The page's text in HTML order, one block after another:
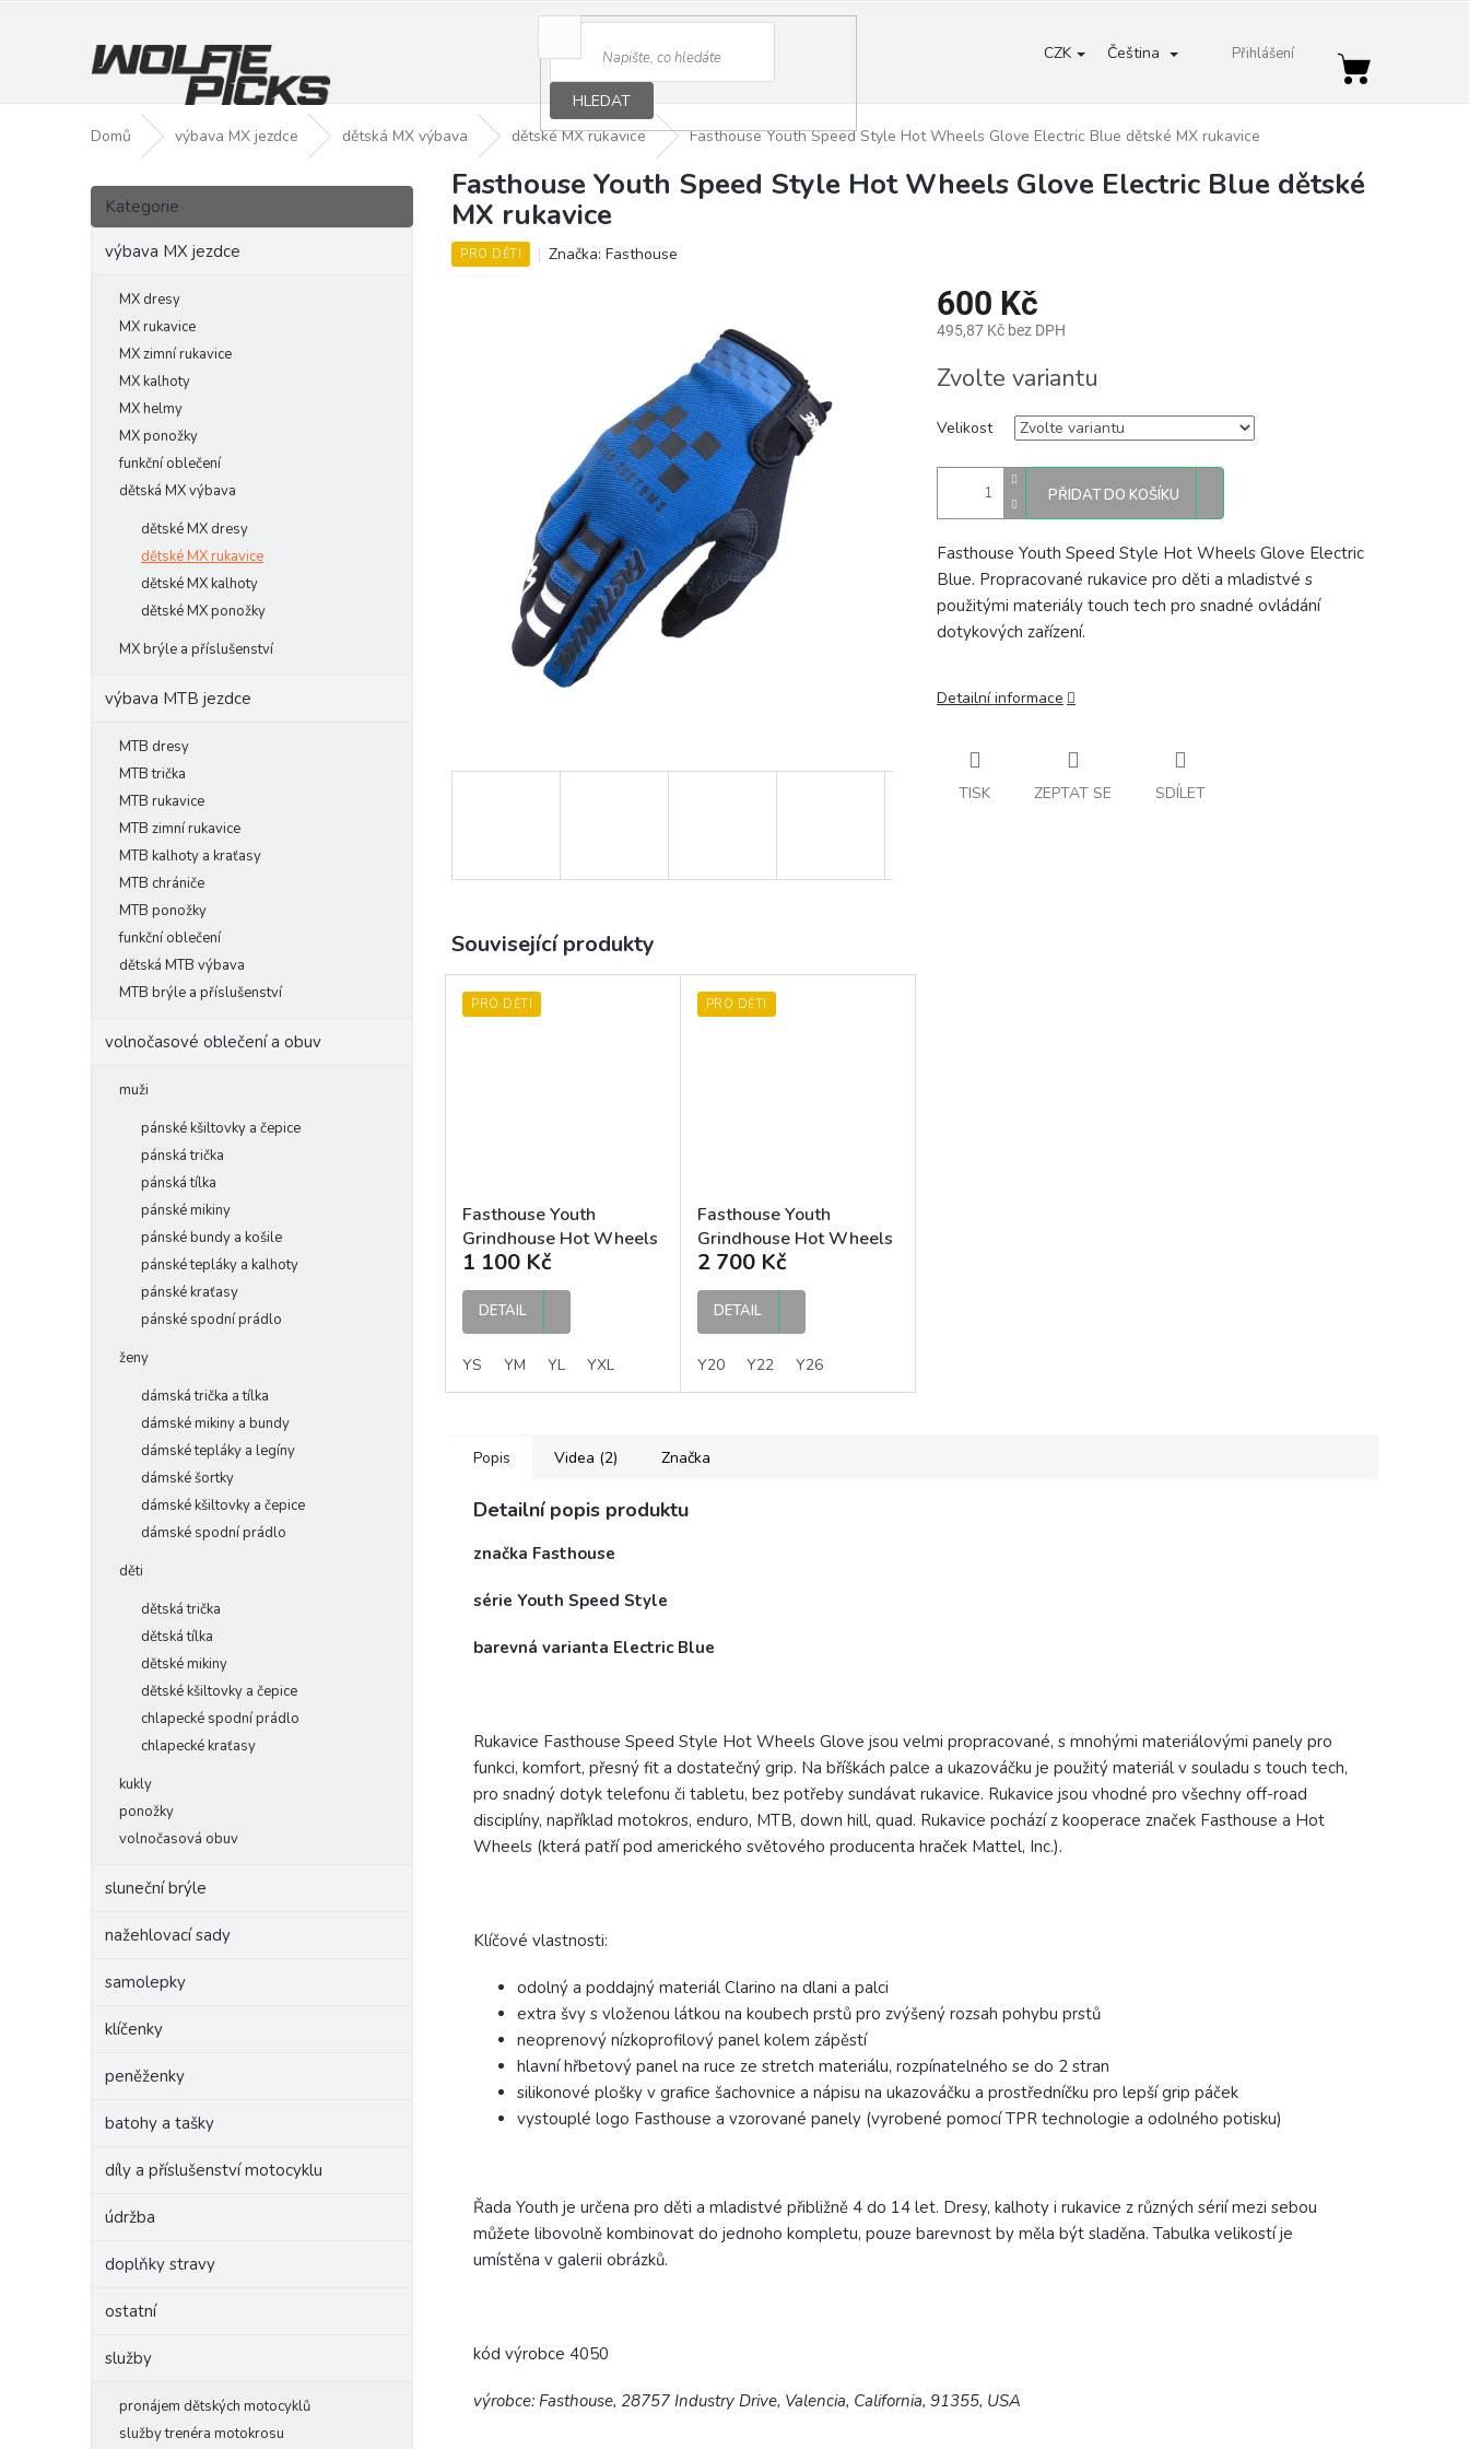
CZK Čeština Přihlášení
HLEDAT
Nákupní
Domů výbava MX jezdce dětská MX výbava dětské MX rukavice Fasthouse Youth Speed Style Hot Wheels Glove Electric Blue dětské MX rukavice
P
s
Přeskočit
kategorie
Kategorie
výbava MX jezdce
MX dresy
MX rukavice
MX zimní rukavice
MX kalhoty
MX helmy
MX ponožky
funkční oblečení
dětská MX výbava
dětské MX dresy
dětské MX rukavice
dětské MX kalhoty
dětské MX ponožky
MX brýle a příslušenství
výbava MTB jezdce
MTB dresy
MTB trička
MTB rukavice
MTB zimní rukavice
MTB kalhoty a kraťasy
MTB chrániče
MTB ponožky
funkční oblečení
dětská MTB výbava
MTB brýle a příslušenství
volnočasové oblečení a obuv
muži
pánské kšiltovky a čepice
pánská trička
pánská tílka
pánské mikiny
pánské bundy a košile
pánské tepláky a kalhoty
pánské kraťasy
pánské spodní prádlo
ženy
dámská trička a tílka
dámské mikiny a bundy
dámské tepláky a legíny
dámské šortky
dámské kšiltovky a čepice
dámské spodní prádlo
děti
dětská trička
dětská tílka
dětské mikiny
dětské kšiltovky a čepice
chlapecké spodní prádlo
chlapecké kraťasy
kukly
ponožky
volnočasová obuv
sluneční brýle
nažehlovací sady
samolepky
klíčenky
peněženky
batohy a tašky
díly a příslušenství motocyklu
údržba
doplňky stravy
ostatní
služby
pronájem dětských motocyklů
služby trenéra motokrosu
Fasthouse Youth Speed Style Hot Wheels Glove Electric Blue dětské
MX rukavice
PRO DĚTI Značka: Fasthouse
600 Kč
495,87 Kč bez DPH
cena:
Zvolte variantu
Velikost
PŘIDAT DO KOŠÍKU
Fasthouse Youth Speed Style Hot Wheels Glove Electric
Blue. Propracované rukavice pro děti a mladistvé s
použitými materiály touch tech pro snadné ovládání
dotykových zařízení.
Detailní informace
TISK ZEPTAT SE SDÍLET
Související produkty
PRO DĚTI
Fasthouse Youth
Grindhouse Hot Wheels
Jersey Electric Blue
dětský MX dres
1 100 Kč
DETAIL
YS YM YL YXL
PRO DĚTI
Fasthouse Youth
Grindhouse Hot Wheels
Pant Electric Blue
dětské MX kalhoty
2 700 Kč
DETAIL
Y20 Y22 Y26
Popis Videa (2) Značka
Detailní popis produktu
značka Fasthouse
série Youth Speed Style
barevná varianta Electric Blue
Rukavice Fasthouse Speed Style Hot Wheels Glove jsou velmi propracované, s mnohými materiálovými panely pro
funkci, komfort, přesný fit a dostatečný grip. Na bříškách palce a ukazováčku je použitý materiál v souladu s touch tech,
pro snadný dotyk telefonu či tabletu, bez potřeby sundávat rukavice. Rukavice jsou vhodné pro všechny off-road
disciplíny, například motokros, enduro, MTB, down hill, quad. Rukavice pochází z kooperace značek Fasthouse a Hot
Wheels (která patří pod amerického světového producenta hraček Mattel, Inc.).
Klíčové vlastnosti:
odolný a poddajný materiál Clarino na dlani a palci
extra švy s vloženou látkou na koubech prstů pro zvýšený rozsah pohybu prstů
neoprenový nízkoprofilový panel kolem zápěstí
hlavní hřbetový panel na ruce ze stretch materiálu, rozpínatelného se do 2 stran
silikonové plošky v grafice šachovnice a nápisu na ukazováčku a prostředníčku pro lepší grip páček
vystouplé logo Fasthouse a vzorované panely (vyrobené pomocí TPR technologie a odolného potisku)
Řada Youth je určena pro děti a mladistvé přibližně 4 do 14 let. Dresy, kalhoty i rukavice z různých sérií mezi sebou
můžete libovolně kombinovat do jednoho kompletu, pouze barevnost by měla být sladěna. Tabulka velikostí je
umístěna v galerii obrázků.
kód výrobce 4050
výrobce: Fasthouse, 28757 Industry Drive, Valencia, California, 91355, USA